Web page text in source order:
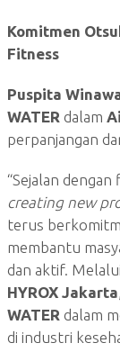
Komitmen
Fitness
Puspita
WATER dalam
perpanjangan
“Sejalan
creating new
terus
membantu
dan aktif.
HYROX Jakarta
WATER dalam
di industri